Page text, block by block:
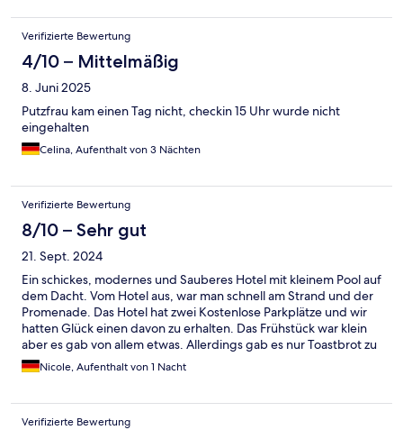
Nächte lang kam es zudem nach Mitternacht zu einer unnötigen
Lärmbelästigung, die man nur im Innenbereich hören konnte
und die angeblich von einem Nachtzusteller ausgelöst worden
sein soll. Erst aufgrund unserer diesbezüglichen Beschwerde
war es dann in den folgenden Nächten ruhig... Außerdem
wurde über Expediabuchung versprochen, dass wir in der
Unterkunft eine Flasche Sekt für den Aufenthalt bekommen
würden - auf diese Flasche wurde offensichtlich vergessen...
beim Auschecken wies ich darauf hin... Die Lage des Hotels ist
Verifizierte Bewertung
4/10 – Mittelmäßig
8. Juni 2025
Putzfrau kam einen Tag nicht, checkin 15 Uhr wurde nicht
eingehalten
Celina, Aufenthalt von 3 Nächten
Verifizierte Bewertung
8/10 – Sehr gut
21. Sept. 2024
Ein schickes, modernes und Sauberes Hotel mit kleinem Pool auf
dem Dacht. Vom Hotel aus, war man schnell am Strand und der
Promenade. Das Hotel hat zwei Kostenlose Parkplätze und wir
hatten Glück einen davon zu erhalten. Das Frühstück war klein
aber es gab von allem etwas. Allerdings gab es nur Toastbrot zu
essen, kein Brot, Brötchen oder ähnliches. Für mich leider ein
ganz großer Minuspunkt. Leider wurde das Buffet auch nicht
aufgefüllt wurde.
Nicole, Aufenthalt von 1 Nacht
Verifizierte Bewertung